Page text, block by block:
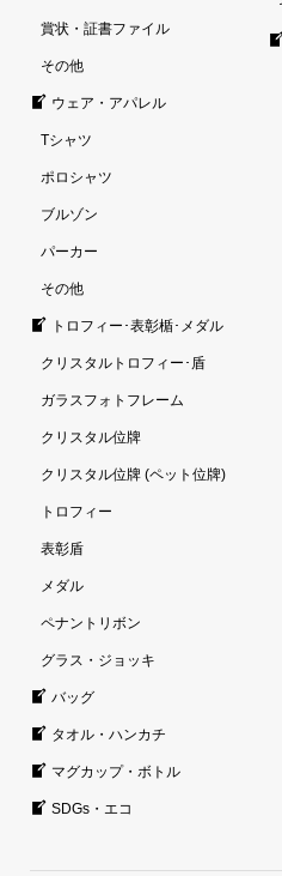
賞状・証書ファイル
その他
ウェア・アパレル
Tシャツ
ポロシャツ
ブルゾン
パーカー
その他
トロフィー･表彰楯･メダル
クリスタルトロフィー･盾
ガラスフォトフレーム
クリスタル位牌
クリスタル位牌 (ペット位牌)
トロフィー
表彰盾
メダル
ペナントリボン
グラス・ジョッキ
バッグ
タオル・ハンカチ
マグカップ・ボトル
SDGs・エコ